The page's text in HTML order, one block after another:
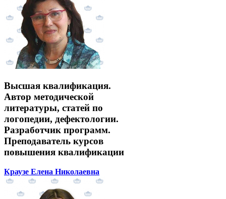
Высшая квалификация.
Автор методической
литературы, статей по
логопедии, дефектологии.
Разработчик программ.
Преподаватель курсов
повышения квалификации
Краузе Елена Николаевна